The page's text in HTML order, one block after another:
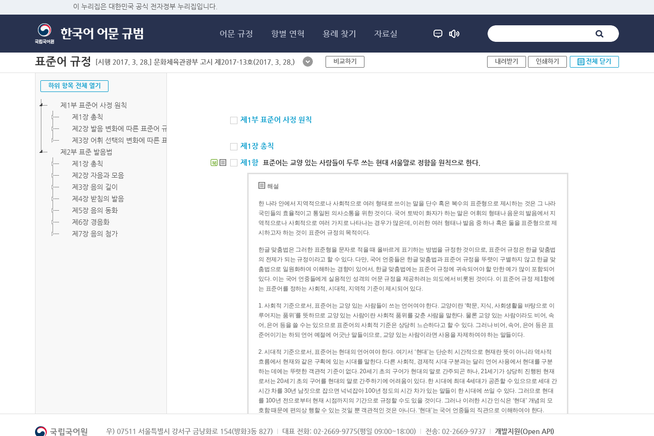
이 누리집은 대한민국 공식 전자정부 누리집입니다.
어문 규정 항별 연혁 용례 찾기 자료실
표준어 규정 [시행 2017. 3. 28.] 문화체육관광부 고시 제2017-13호(2017. 3. 28.) 비교하기 내려받기 인쇄하기 전체 닫기
하위 항목 전체 열기
제1부 표준어 사정 원칙
제1장 총칙
제2장 발음 변화에 따른 표준어 규정
제3장 어휘 선택의 변화에 따른 표준어 규정
제2부 표준 발음법
제1장 총칙
제2장 자음과 모음
제3장 음의 길이
제4장 받침의 발음
제5장 음의 동화
제6장 경음화
제7장 음의 첨가
제1부 표준어 사정 원칙
제1장 총칙
북 제1항 표준어는 교양 있는 사람들이 두루 쓰는 현대 서울말로 정함을 원칙으로 한다.
해설
한 나라 안에서 지역적으로나 사회적으로 여러 형태로 쓰이는 말을 단수 혹은 복수의 표준형으로 제시하는 것은 그 나라
국민들의 효율적이고 통일된 의사소통을 위한 것이다. 국어 토박이 화자가 하는 말은 어휘의 형태나 음운의 발음에서 지
역적으로나 사회적으로 여러 가지로 나타나는 경우가 많은데, 이러한 여러 형태나 발음 중 하나 혹은 둘을 표준형으로 제
시하고자 하는 것이 표준어 규정의 목적이다.
한글 맞춤법은 그러한 표준형을 문자로 적을 때 올바르게 표기하는 방법을 규정한 것이므로, 표준어 규정은 한글 맞춤법
의 전제가 되는 규정이라고 할 수 있다. 다만, 국어 언중들은 한글 맞춤법과 표준어 규정을 뚜렷이 구별하지 않고 한글 맞
춤법으로 일원화하여 이해하는 경향이 있어서, 한글 맞춤법에는 표준어 규정에 귀속되어야 할 만한 예가 많이 포함되어
있다. 이는 국어 언중들에게 실용적인 성격의 어문 규정을 제공하려는 의도에서 비롯된 것이다. 이 표준어 규정 제1항에
는 표준어를 정하는 사회적, 시대적, 지역적 기준이 제시되어 있다.
1. 사회적 기준으로서, 표준어는 교양 있는 사람들이 쓰는 언어여야 한다. 교양이란 ‘학문, 지식, 사회생활을 바탕으로 이
루어지는 품위’를 뜻하므로 교양 있는 사람이란 사회적 품위를 갖춘 사람을 말한다. 물론 교양 있는 사람이라도 비어, 속
어, 은어 등을 쓸 수는 있으므로 표준어의 사회적 기준은 상당히 느슨하다고 할 수 있다. 그러나 비어, 속어, 은어 등은 표
준어이기는 하되 언어 예절에 어긋난 말들이므로, 교양 있는 사람이라면 사용을 자제하여야 하는 말들이다.
2. 시대적 기준으로서, 표준어는 현대의 언어여야 한다. 여기서 ‘현대’는 단순히 시간적으로 현재란 뜻이 아니라 역사적
흐름에서 현재와 같은 구획에 있는 시대를 말한다. 다른 사회적, 경제적 시대 구분과는 달리 언어 사용에서 현대를 구분
하는 데에는 뚜렷한 객관적 기준이 없다. 20세기 초의 구어가 현대의 말로 간주되곤 하나, 21세기가 상당히 진행된 현재
로서는 20세기 초의 구어를 현대의 말로 간주하기에 어려움이 있다. 한 시대에 최대 4세대가 공존할 수 있으므로 세대 간
시간 차를 30년 남짓으로 잡으면 넉넉잡아 100년 정도의 시간 차가 있는 말들이 한 시대에 쓰일 수 있다. 그러므로 현대
를 100년 전으로부터 현재 시점까지의 기간으로 규정할 수도 있을 것이다. 그러나 이러한 시간 인식은 ‘현대’ 개념의 모
호함 때문에 편의상 행할 수 있는 것일 뿐 객관적인 것은 아니다. ‘현대’는 국어 언중들의 직관으로 이해하여야 한다.
3. 지역적 기준으로서, 표준어는 서울말이어야 한다. 이는 표준어의 공용어적 성격을 가장 크게 드러내 주는 기준이다.
우) 07511 서울특별시 강서구 금낭화로 154(방화3동 827) 대표 전화: 02-2669-9775(평일 09:00~18:00) 전송: 02-2669-9737 개발지원(Open API)